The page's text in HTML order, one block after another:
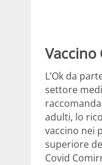
L’Ok da
settore
adulti, lo
vaccino nei
superiore
Covid